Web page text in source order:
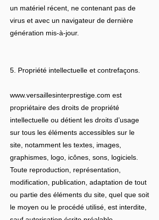
un matériel récent, ne contenant pas de
virus et avec un navigateur de dernière
génération mis-à-jour.
5. Propriété intellectuelle et contrefaçons.
www.versaillesinterprestige.com est
propriétaire des droits de propriété
intellectuelle ou détient les droits d’usage
sur tous les éléments accessibles sur le
site, notamment les textes, images,
graphismes, logo, icônes, sons, logiciels.
Toute reproduction, représentation,
modification, publication, adaptation de tout
ou partie des éléments du site, quel que soit
le moyen ou le procédé utilisé, est interdite,